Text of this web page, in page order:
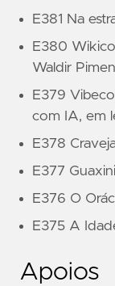
E381 Na
E380
Waldir
E379
com IA, em
E378
E377
E376 O
E375 A
Apoios